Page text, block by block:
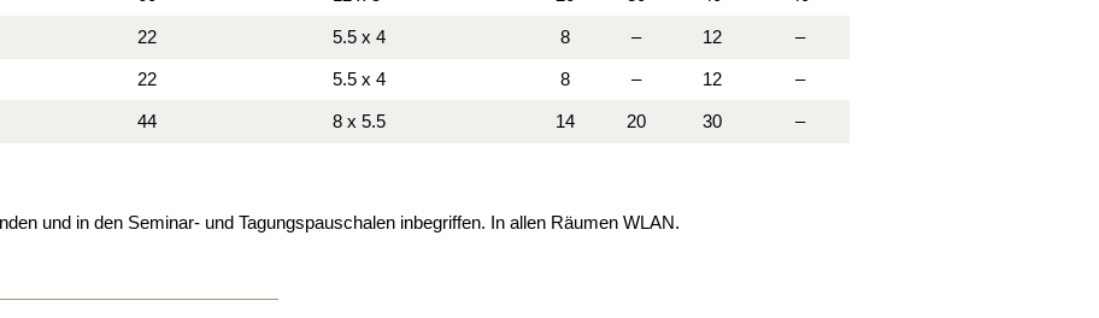
22 5.5 x 4 8 – 12 –
22 5.5 x 4 8 – 12 –
44 8 x 5.5 14 20 30 –
und in den Seminar- und Tagungspauschalen inbegriffen. In allen Räumen WLAN.